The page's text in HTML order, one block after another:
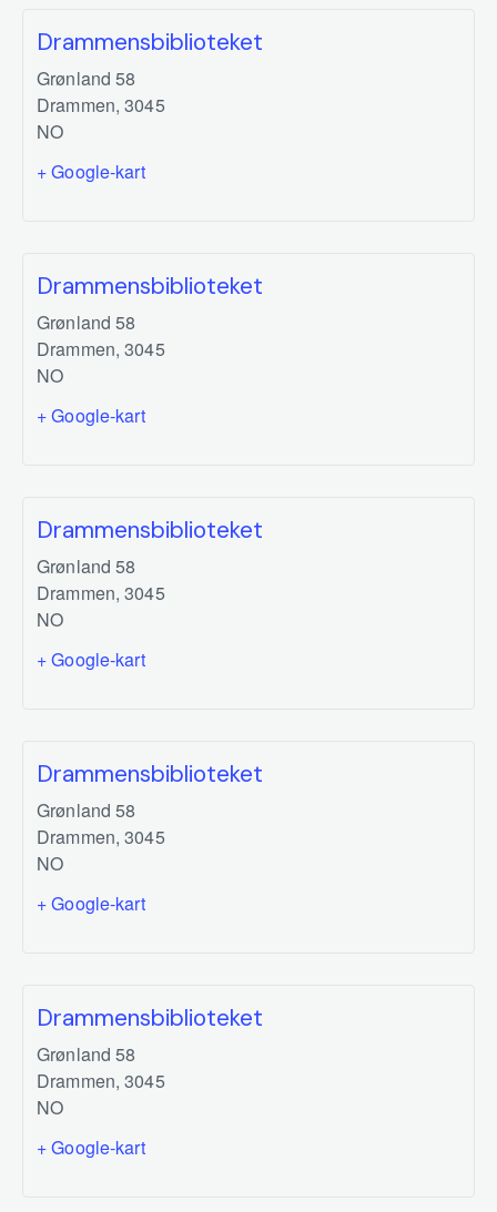
Drammensbiblioteket
Grønland 58
Drammen, 3045
NO
+ Google-kart
Drammensbiblioteket
Grønland 58
Drammen, 3045
NO
+ Google-kart
Drammensbiblioteket
Grønland 58
Drammen, 3045
NO
+ Google-kart
Drammensbiblioteket
Grønland 58
Drammen, 3045
NO
+ Google-kart
Drammensbiblioteket
Grønland 58
Drammen, 3045
NO
+ Google-kart